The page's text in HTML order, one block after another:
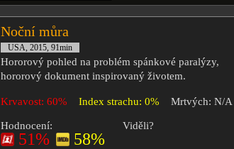
Noční můra
USA, 2015, 91min
Hororový pohled na problém spánkové paralýzy,
hororový dokument inspirovaný životem.
Krvavost: 60% Index strachu: 0% Mrtvých: N/A
Hodnocení:
51% 58%
Viděli?